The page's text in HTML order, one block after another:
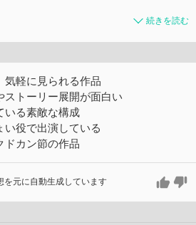
続きを読む
気軽に見られる作品
ストーリー展開が面白い
いる素敵な構成
い役で出演している
ドカン節の作品
を元に自動生成しています